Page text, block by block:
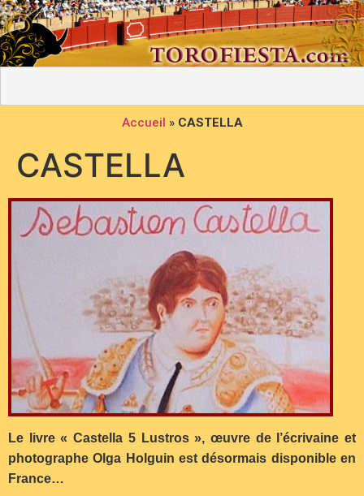
Accueil » CASTELLA
CASTELLA
Le livre « Castella 5 Lustros », œuvre de l’écrivaine et
photographe Olga Holguin est désormais disponible en
France…